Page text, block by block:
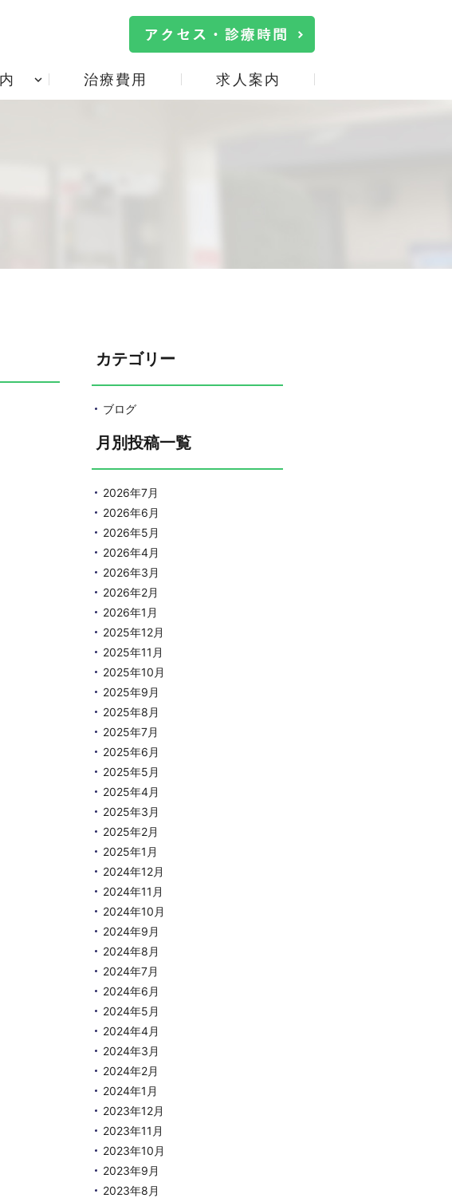
理指導 重要事
ト治療
治療費用 求人案内
カテゴリー
ブログ
月別投稿一覧
2026年7月
2026年6月
2026年5月
2026年4月
2026年3月
2026年2月
2026年1月
2025年12月
2025年11月
2025年10月
2025年9月
2025年8月
2025年7月
2025年6月
2025年5月
2025年4月
2025年3月
2025年2月
2025年1月
2024年12月
2024年11月
2024年10月
2024年9月
2024年8月
2024年7月
2024年6月
2024年5月
2024年4月
2024年3月
2024年2月
2024年1月
2023年12月
2023年11月
2023年10月
2023年9月
2023年8月